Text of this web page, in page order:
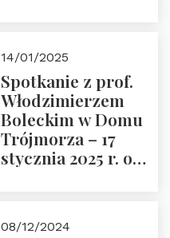
14/01/2025
Spotkanie z prof.
Włodzimierzem
Boleckim w Domu
Trójmorza – 17
stycznia 2025 r. o
08/12/2024